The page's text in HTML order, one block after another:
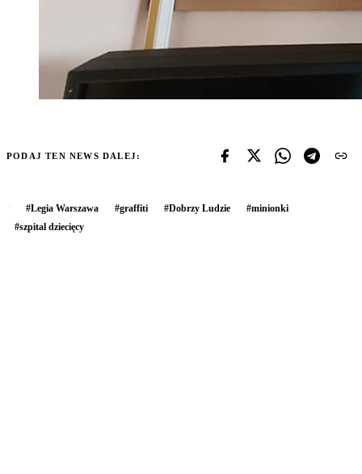
PODAJ TEN NEWS DALEJ:
#Legia Warszawa #graffiti #Dobrzy Ludzie #minionki
#szpital dziecięcy